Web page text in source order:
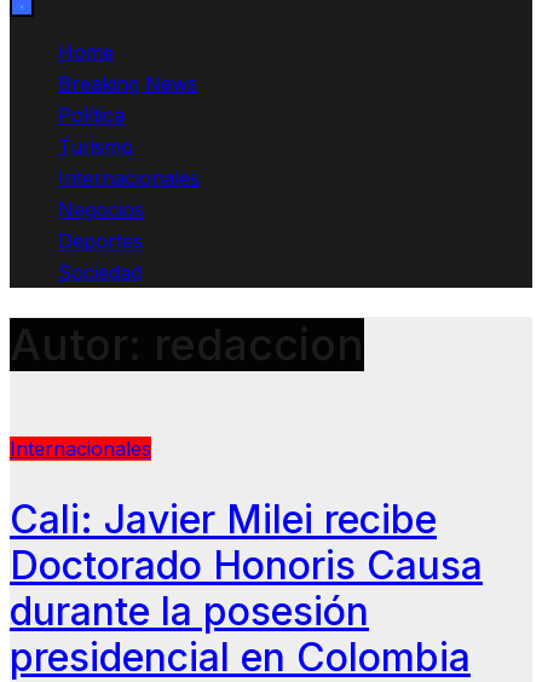
Home
Breaking News
Política
Turismo
Internacionales
Negocios
Deportes
Sociedad
Autor: redaccion
Internacionales
Cali: Javier Milei recibe
Doctorado Honoris Causa
durante la posesión
presidencial en Colombia